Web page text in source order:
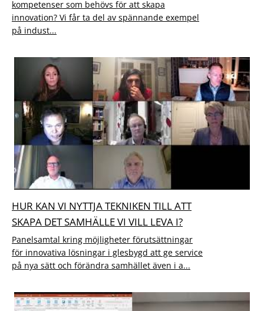
kompetenser som behövs för att skapa
innovation? Vi får ta del av spännande exempel
på indust...
HUR KAN VI NYTTJA TEKNIKEN TILL ATT
SKAPA DET SAMHÄLLE VI VILL LEVA I?
Panelsamtal kring möjligheter förutsättningar
för innovativa lösningar i glesbygd att ge service
på nya sätt och förändra samhället även i a...